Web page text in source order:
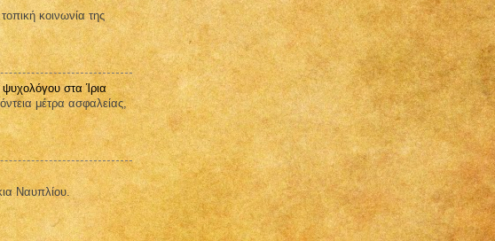
κοινωνία της
στα Ίρια
μέτρα ασφαλείας,
Ναυπλίου.